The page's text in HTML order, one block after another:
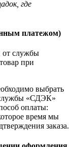
где
платежом)
от службы
при
выбрать
службы «СДЭК»
оплаты:
время мы
заказа.